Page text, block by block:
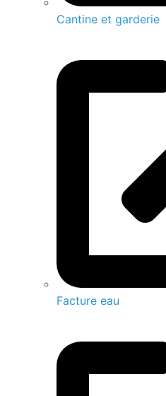
Cantine et garderie
Facture eau